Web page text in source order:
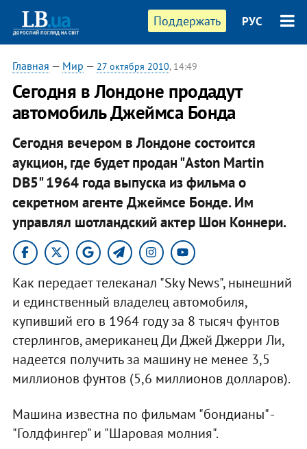
Поддержать РУС
Главная — Мир — 27 октября 2010, 14:49
Сегодня в Лондоне продадут
автомобиль Джеймса Бонда
Сегодня вечером в Лондоне состоится
аукцион, где будет продан "Aston Martin
DB5" 1964 года выпуска из фильма о
секретном агенте Джеймсе Бонде. Им
управлял шотландский актер Шон Коннери. ​
Как передает телеканал "Sky News", нынешний
и единственный владелец автомобиля,
купивший его в 1964 году за 8 тысяч фунтов
стерлингов, американец Ди Джей Джерри Ли,
надеется получить за машину не менее 3,5
миллионов фунтов (5,6 миллионов долларов).
Машина известна по фильмам "бондианы" -
"Голдфингер" и "Шаровая молния".